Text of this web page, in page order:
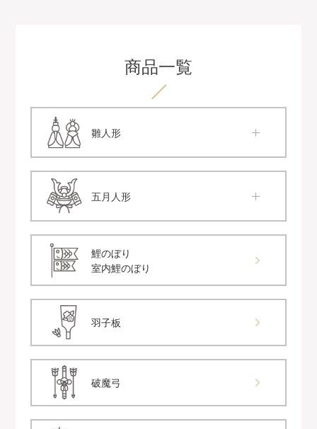
商品一覧
雛人形
五月人形
鯉のぼり
室内鯉のぼり
羽子板
破魔弓